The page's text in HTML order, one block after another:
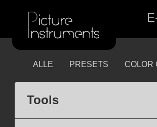
ALLE PRESETS COLOR
Tools